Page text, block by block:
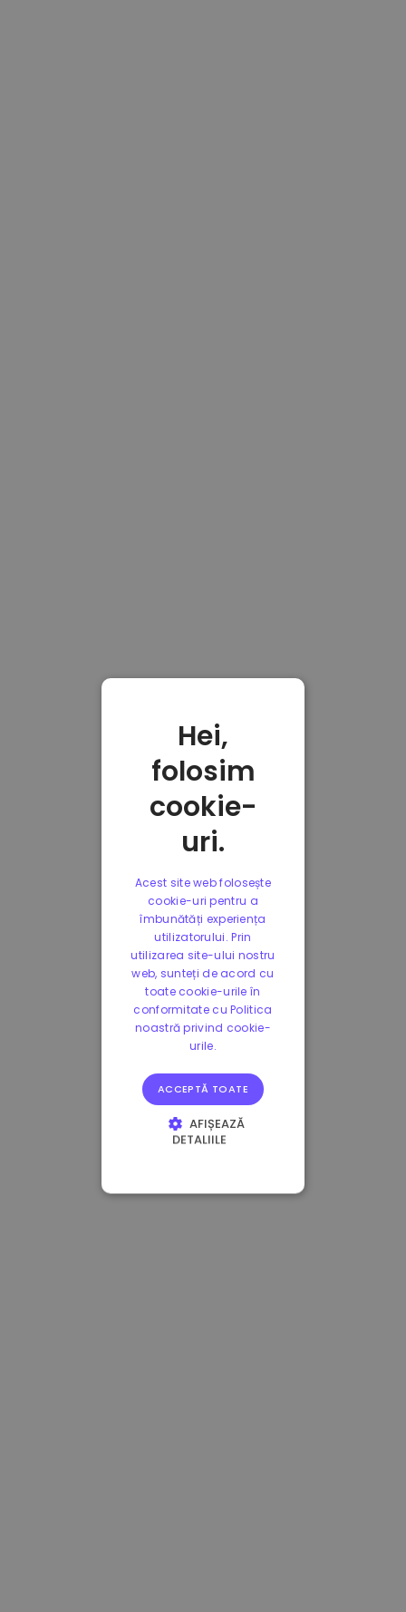
Hei,
folosim
cookie-
uri.
Acest site web folosește
cookie-uri pentru a
îmbunătăți experiența
utilizatorului. Prin
utilizarea site-ului nostru
web, sunteți de acord cu
toate cookie-urile în
conformitate cu Politica
noastră privind cookie-
urile.
ACCEPTĂ TOATE
AFIȘEAZĂ
DETALIILE